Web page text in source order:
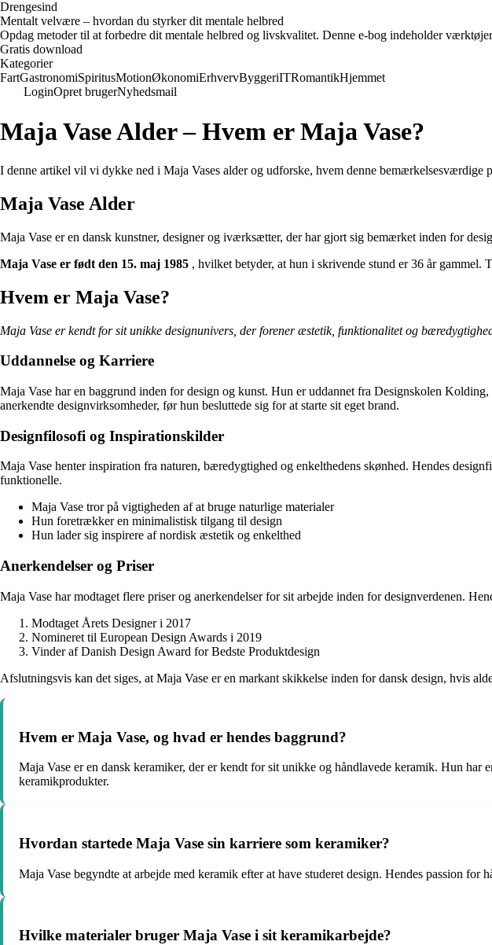
Drengesind
Mentalt velvære – hvordan du styrker dit mentale helbred
Opdag metoder til at forbedre dit mentale helbred og livskvalitet. Denne e-bog indeholder
Gratis download
Kategorier
FartGastronomiSpiritusMotionØkonomiErhvervByggeriITRomantikHjemmet
LoginOpret brugerNyhedsmail
Maja Vase Alder – Hvem er Maja Vase?
I denne artikel vil vi dykke ned i Maja Vases alder og udforske, hvem denne bemærkelsesværdige
Maja Vase Alder
Maja Vase er en dansk kunstner, designer og iværksætter, der har gjort sig bemærket inden for
Maja Vase er født den 15. maj 1985 , hvilket betyder, at hun i skrivende stund er 36 år gammel.
Hvem er Maja Vase?
Maja Vase er kendt for sit unikke designunivers, der forener æstetik, funktionalitet og
Uddannelse og Karriere
Maja Vase har en baggrund inden for design og kunst. Hun er uddannet fra Designskolen
anerkendte designvirksomheder, før hun besluttede sig for at starte sit eget brand.
Designfilosofi og Inspirationskilder
Maja Vase henter inspiration fra naturen, bæredygtighed og enkelthedens skønhed. Hendes
funktionelle.
Maja Vase tror på vigtigheden af at bruge naturlige materialer
Hun foretrækker en minimalistisk tilgang til design
Hun lader sig inspirere af nordisk æstetik og enkelthed
Anerkendelser og Priser
Maja Vase har modtaget flere priser og anerkendelser for sit arbejde inden for designverdenen.
Modtaget Årets Designer i 2017
Nomineret til European Design Awards i 2019
Vinder af Danish Design Award for Bedste Produktdesign
Afslutningsvis kan det siges, at Maja Vase er en markant skikkelse inden for dansk design, hvis
Hvem er Maja Vase, og hvad er hendes baggrund?
Maja Vase er en dansk keramiker, der er kendt for sit unikke og håndlavede keramik. Hun
keramikprodukter.
Hvordan startede Maja Vase sin karriere som keramiker?
Maja Vase begyndte at arbejde med keramik efter at have studeret design. Hendes passion
Hvilke materialer bruger Maja Vase i sit keramikarbejde?